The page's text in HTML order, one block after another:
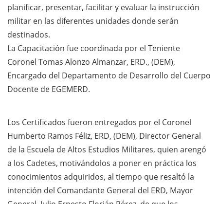
planificar, presentar, facilitar y evaluar la instrucción
militar en las diferentes unidades donde serán
destinados.
La Capacitación fue coordinada por el Teniente
Coronel Tomas Alonzo Almanzar, ERD., (DEM),
Encargado del Departamento de Desarrollo del Cuerpo
Docente de EGEMERD.
Los Certificados fueron entregados por el Coronel
Humberto Ramos Féliz, ERD, (DEM), Director General
de la Escuela de Altos Estudios Militares, quien arengó
a los Cadetes, motivándolos a poner en práctica los
conocimientos adquiridos, al tiempo que resaltó la
intención del Comandante General del ERD, Mayor